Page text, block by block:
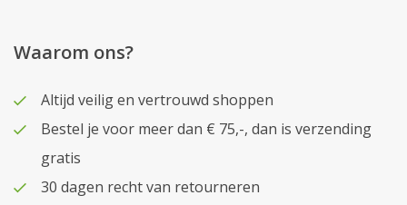
Waarom ons?
Altijd veilig en vertrouwd shoppen
Bestel je voor meer dan € 75,-, dan is verzending
gratis
30 dagen recht van retourneren